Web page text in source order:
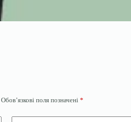
Обов’язкові поля позначені *